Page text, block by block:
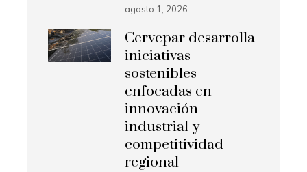
agosto 1, 2026
Cervepar desarrolla
iniciativas
sostenibles
enfocadas en
innovación
industrial y
competitividad
regional